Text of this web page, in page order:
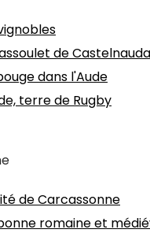
de
dans l'Aude
terre de Rugby
de Carcassonne
romaine et